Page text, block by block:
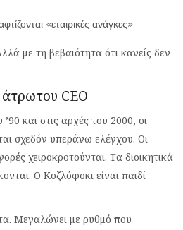
«εταιρικές ανάγκες».
με τη βεβαιότητα ότι κανείς δεν
CEO
και στις αρχές του 2000, οι
σχεδόν υπεράνω ελέγχου. Οι
χειροκροτούνται. Τα διοικητικά
Ο Κοζλόφσκι είναι παιδί
Μεγαλώνει με ρυθμό που